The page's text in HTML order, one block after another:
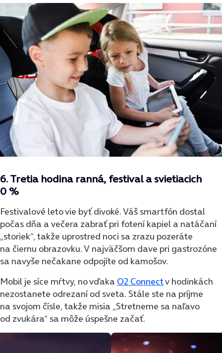
6.Tretia hodina ranná, festival a svietiacich
0 %
Festivalové leto vie byť divoké. Váš smartfón dostal
počas dňa a večera zabrať pri fotení kapiel a natáčaní
„storiek“, takže uprostred noci sa zrazu pozeráte
na čiernu obrazovku. V najväčšom dave pri gastrozóne
sa navyše nečakane odpojíte od kamošov.
Mobil je síce mŕtvy, no vďaka O2 Connectv hodinkách
nezostanete odrezaní od sveta. Stále ste na príjme
na svojom čísle, takže misia „Stretneme sa naľavo
od zvukára“ sa môže úspešne začať.